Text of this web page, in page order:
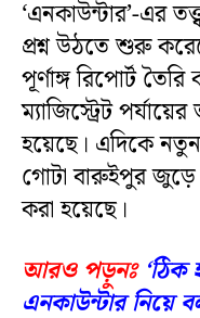
‘এনকাউন্টার’-এর
প্রশ্ন উঠতে শুরু
পূর্ণাঙ্গ রিপোর্ট
ম্যাজিস্ট্রেট
হয়েছে। এদিকে
গোটা বারুইপুর জুড়ে
করা হয়েছে।
আরও পড়ুনঃ
এনকাউন্টার নিয়ে